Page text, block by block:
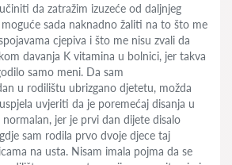
da zatražim izuzeće od daljnjeg
sada naknadno žaliti na to što me
cjepiva i što me nisu zvali da
davanja K vitamina u bolnici, jer takva
samo meni. Da sam
u rodilištu ubrizgano djetetu, možda
uvjeriti da je poremećaj disanja u
jer je prvi dan dijete disalo
sam rodila prvo dvoje djece taj
na usta. Nisam imala pojma da se